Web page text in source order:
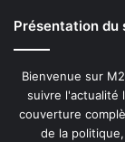
Présentation du
Bienvenue sur
suivre l'actualité
couverture
de la